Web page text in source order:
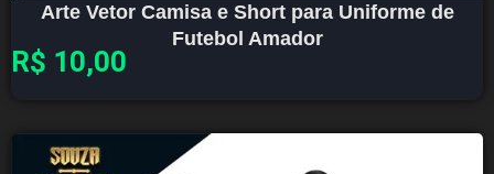
Arte Vetor Camisa e Short para Uniforme de
Futebol Amador
R$ 10,00